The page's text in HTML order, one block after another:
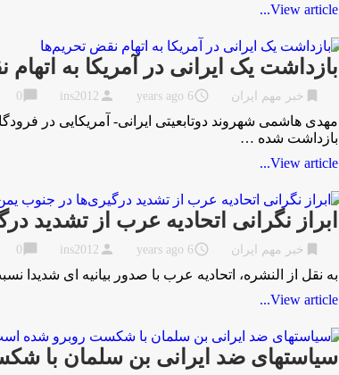
View article...
بازداشت یک ایرانی در آمریکا به
خبر مهم ایران access_time
6 years ago
person
ins2012
chat_bubble
0
مهدی هاشمی شهروند دوتابعیتی ایرانی- آمریکایی در
بازداشت شده …
View article...
ابراز نگرانی اتحادیه عرب از تشدید
خبر مهم ایران access_time
6 years ago
person
ins2012
chat_bubble
0
به نقل از النشره، اتحادیه عرب با صدور بیانیه ای شدیدا
View article...
سیاستهای ضد ایرانی بن سلمان با